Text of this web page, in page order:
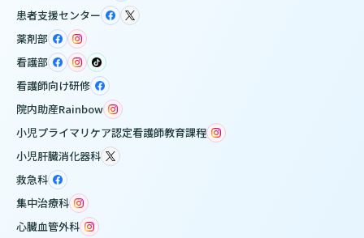
患者支援センター
薬剤部
看護部
看護師向け研修
院内助産Rainbow
小児プライマリケア認定看護師教育課程
小児肝臓消化器科
救急科
集中治療科
心臓血管外科